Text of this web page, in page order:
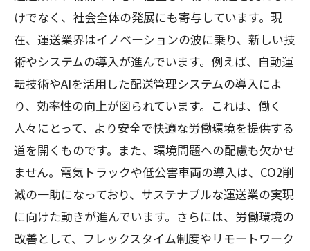
けでなく、社会全体の発展にも寄与しています。現
在、運送業界はイノベーションの波に乗り、新しい技
術やシステムの導入が進んでいます。例えば、自動運
転技術やAIを活用した配送管理システムの導入によ
り、効率性の向上が図られています。これは、働く
人々にとって、より安全で快適な労働環境を提供する
道を開くものです。また、環境問題への配慮も欠かせ
ません。電気トラックや低公害車両の導入は、CO2削
減の一助になっており、サステナブルな運送業の実現
に向けた動きが進んでいます。さらには、労働環境の
改善として、フレックスタイム制度やリモートワーク